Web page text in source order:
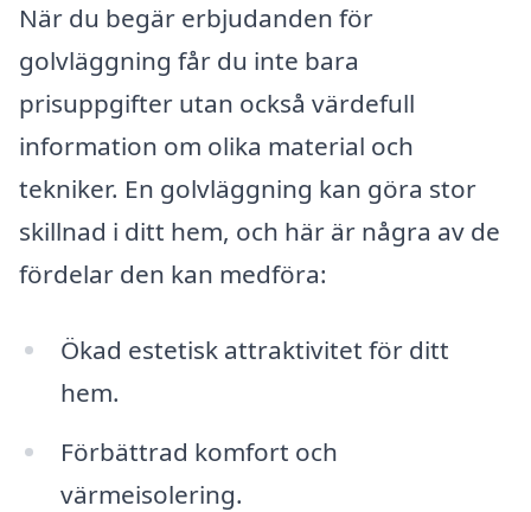
När du begär erbjudanden för
golvläggning får du inte bara
prisuppgifter utan också värdefull
information om olika material och
tekniker. En golvläggning kan göra stor
skillnad i ditt hem, och här är några av de
fördelar den kan medföra:
Ökad estetisk attraktivitet för ditt
hem.
Förbättrad komfort och
värmeisolering.